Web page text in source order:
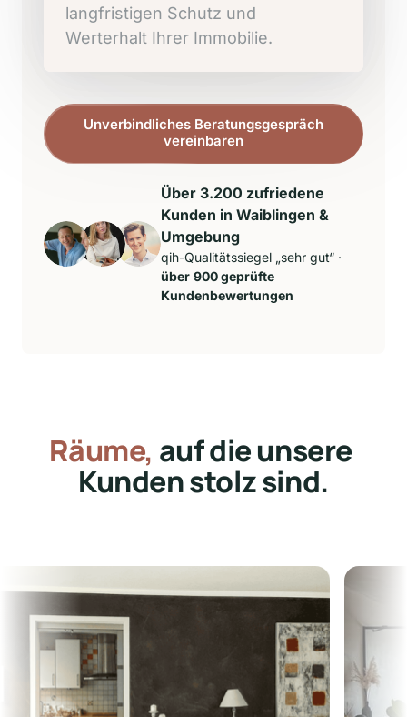
langfristigen Schutz
Werterhalt Ihrer Immobilie.
Unverbindliches Beratungsgespräch
vereinbaren
Über 3.200 zufriedene
Kunden in Waiblingen &
Umgebung
über 900 geprüfte
Kundenbewertungen
Räume, auf die unsere
Kunden stolz sind.